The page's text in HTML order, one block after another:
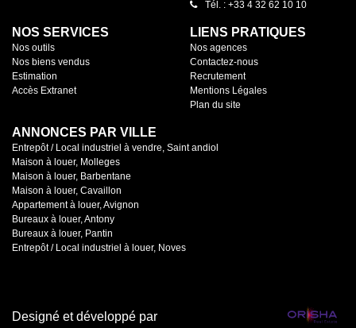
Tél. : +33 4 32 62 10 10
NOS SERVICES
Nos outils
Nos biens vendus
Estimation
Accès Extranet
LIENS PRATIQUES
Nos agences
Contactez-nous
Recrutement
Mentions Légales
Plan du site
ANNONCES PAR VILLE
Entrepôt / Local industriel à vendre, Saint andiol
Maison à louer, Molleges
Maison à louer, Barbentane
Maison à louer, Cavaillon
Appartement à louer, Avignon
Bureaux à louer, Antony
Bureaux à louer, Pantin
Entrepôt / Local industriel à louer, Noves
Designé et développé par